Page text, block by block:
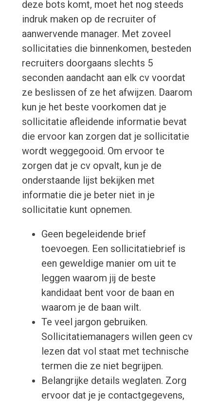
deze bots komt, moet het nog steeds
indruk maken op de recruiter of
aanwervende manager. Met zoveel
sollicitaties die binnenkomen, besteden
recruiters doorgaans slechts 5
seconden aandacht aan elk cv voordat
ze beslissen of ze het afwijzen. Daarom
kun je het beste voorkomen dat je
sollicitatie afleidende informatie bevat
die ervoor kan zorgen dat je sollicitatie
wordt weggegooid. Om ervoor te
zorgen dat je cv opvalt, kun je de
onderstaande lijst bekijken met
informatie die je beter niet in je
sollicitatie kunt opnemen.
Geen begeleidende brief
toevoegen. Een sollicitatiebrief is
een geweldige manier om uit te
leggen waarom jij de beste
kandidaat bent voor de baan en
waarom je de baan wilt.
Te veel jargon gebruiken.
Sollicitatiemanagers willen geen cv
lezen dat vol staat met technische
termen die ze niet begrijpen.
Belangrijke details weglaten. Zorg
ervoor dat je je contactgegevens,